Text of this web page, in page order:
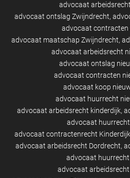
advocaat
advocaat ontslag Zwijndrecht
advocaat contracten
advocaat maatschap Zwijndrecht
advocaat arbeidsrecht
advocaat ontslag
advocaat contracten
advocaat koop
advocaat huurrecht
advocaat arbeidsrecht kinderdijk
advocaat
advocaat contractenrecht Kinderdijk
advocaat arbeidsrecht Dordrecht
advocaat
advocaat